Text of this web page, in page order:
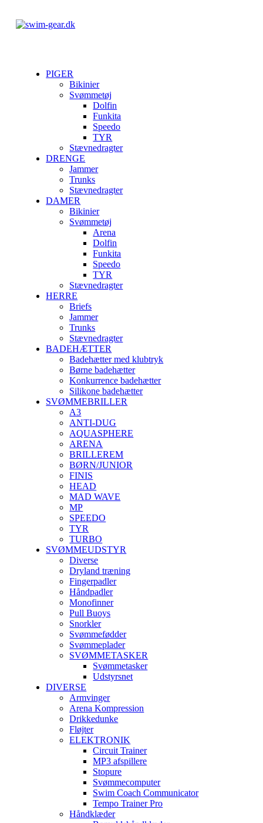
PIGER
Bikinier
Svømmetøj
Dolfin
Funkita
Speedo
TYR
Stævnedragter
DRENGE
Jammer
Trunks
Stævnedragter
DAMER
Bikinier
Svømmetøj
Arena
Dolfin
Funkita
Speedo
TYR
Stævnedragter
HERRE
Briefs
Jammer
Trunks
Stævnedragter
BADEHÆTTER
Badehætter med klubtryk
Børne badehætter
Konkurrence badehætter
Silikone badehætter
SVØMMEBRILLER
A3
ANTI-DUG
AQUASPHERE
ARENA
BRILLEREM
BØRN/JUNIOR
FINIS
HEAD
MAD WAVE
MP
SPEEDO
TYR
TURBO
SVØMMEUDSTYR
Diverse
Dryland træning
Fingerpadler
Håndpadler
Monofinner
Pull Buoys
Snorkler
Svømmefødder
Svømmeplader
SVØMMETASKER
Svømmetasker
Udstyrsnet
DIVERSE
Armvinger
Arena Kompression
Drikkedunke
Fløjter
ELEKTRONIK
Circuit Trainer
MP3 afspillere
Stopure
Svømmecomputer
Swim Coach Communicator
Tempo Trainer Pro
Håndklæder